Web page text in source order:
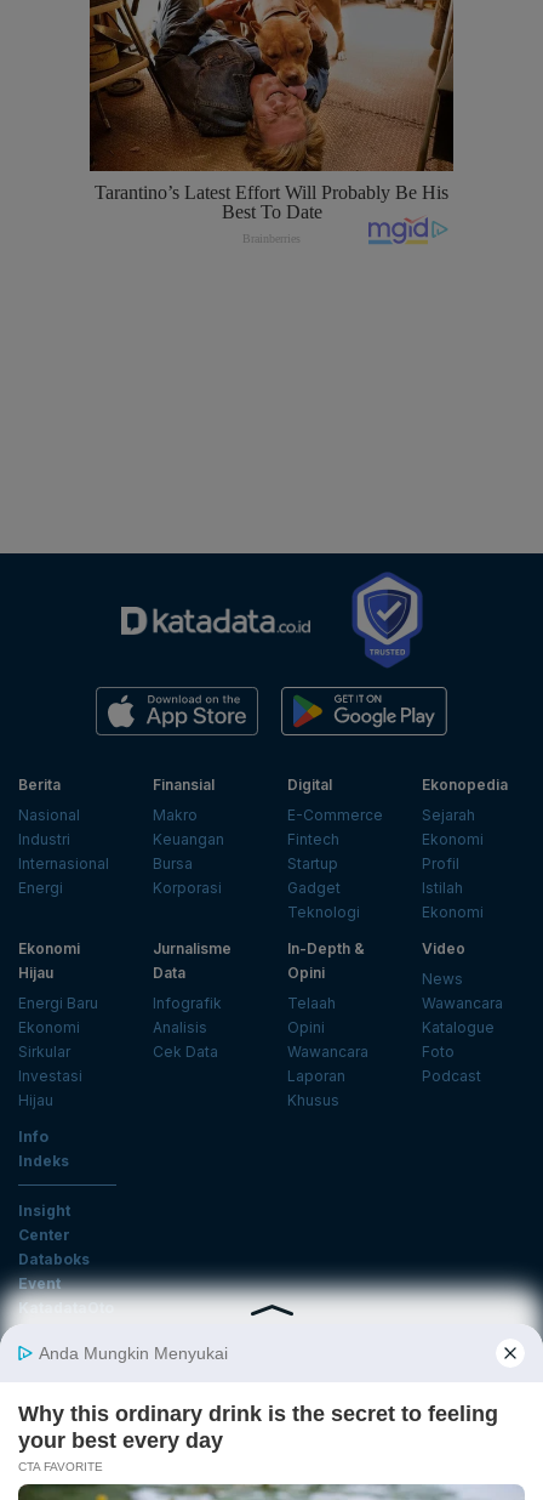
Berita
Nasional
Industri
Internasional
Energi
Finansial
Makro
Keuangan
Bursa
Korporasi
Digital
E-Commerce
Fintech
Startup
Gadget
Teknologi
Ekonopedia
Sejarah
Ekonomi
Profil
Istilah
Ekonomi
Ekonomi
Hijau
Energi Baru
Ekonomi
Sirkular
Investasi
Hijau
Jurnalisme
Data
Infografik
Analisis
Cek Data
In-Depth &
Opini
Telaah
Opini
Wawancara
Laporan
Khusus
Video
News
Wawancara
Katalogue
Foto
Podcast
Info
Indeks
Insight
Center
Databoks
Event
KatadataOto
Email
Daftar